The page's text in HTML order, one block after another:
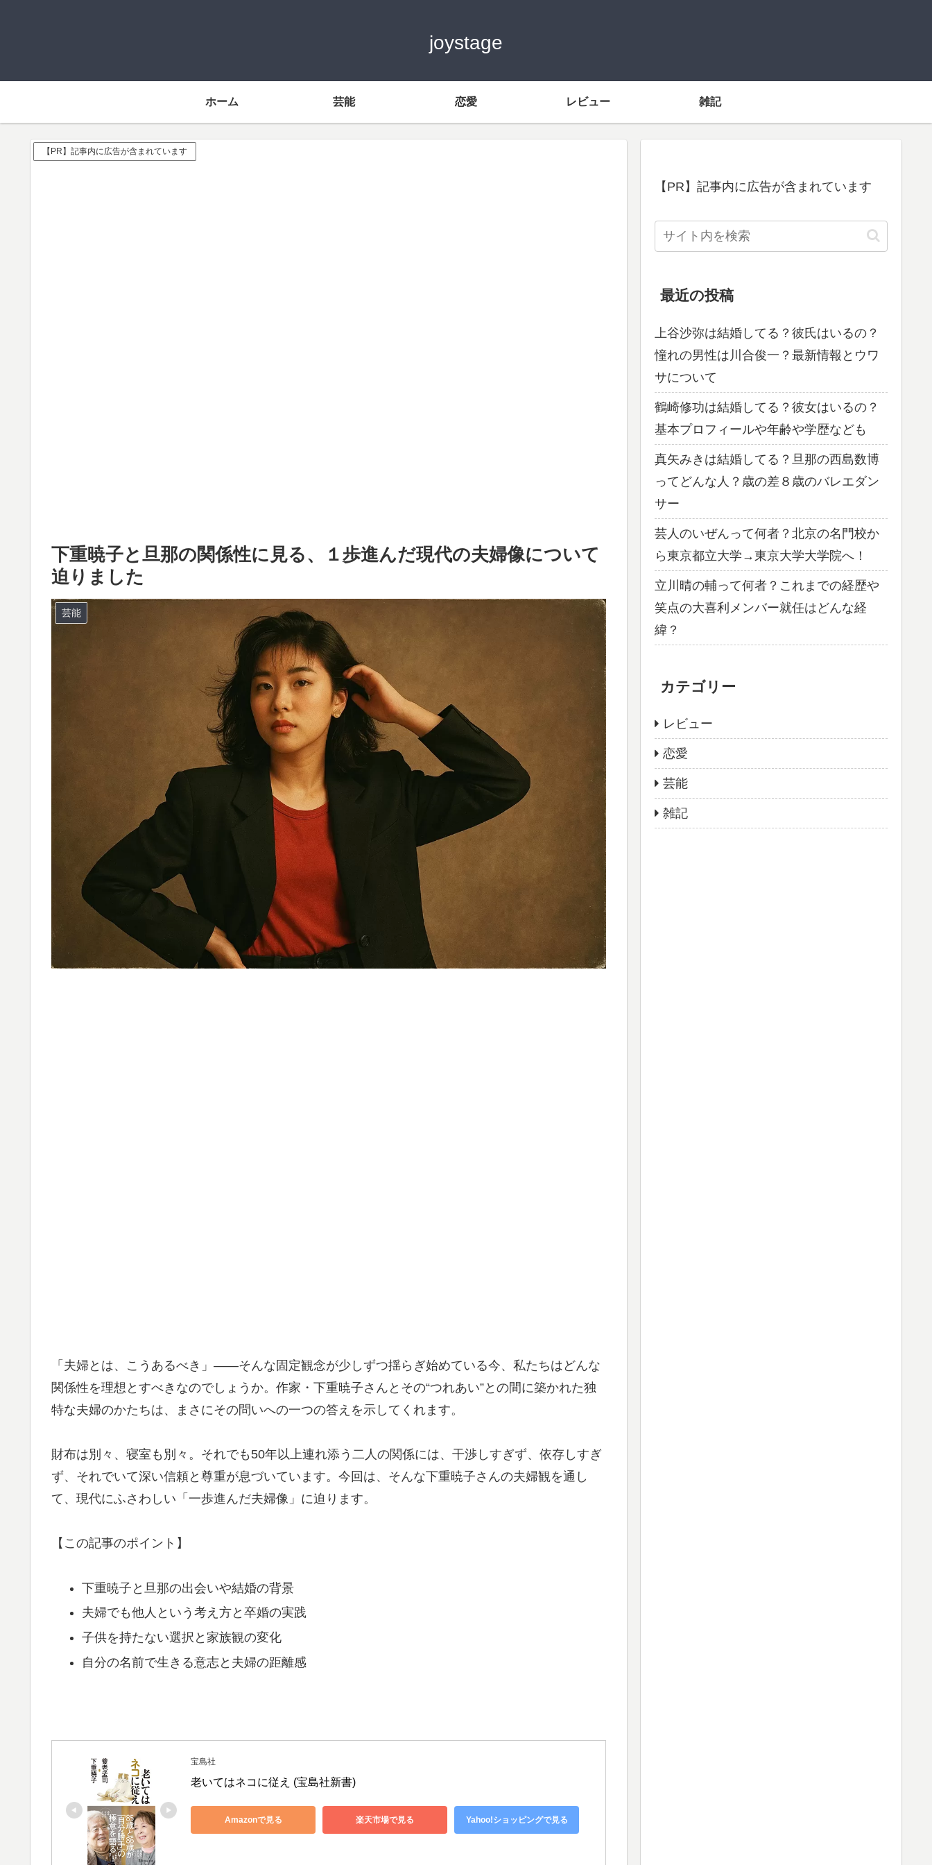
joystage
ホーム 芸能 恋愛 レビュー 雑記
【PR】記事内に広告が含まれています
下重暁子と旦那の関係性に見る、１歩進んだ現代の夫婦像について
迫りました
芸能
「夫婦とは、こうあるべき」——そんな固定観念が少しずつ揺らぎ始めている今、私たちはどんな
関係性を理想とすべきなのでしょうか。作家・下重暁子さんとその“つれあい”との間に築かれた独
特な夫婦のかたちは、まさにその問いへの一つの答えを示してくれます。
財布は別々、寝室も別々。それでも50年以上連れ添う二人の関係には、干渉しすぎず、依存しすぎ
ず、それでいて深い信頼と尊重が息づいています。今回は、そんな下重暁子さんの夫婦観を通し
て、現代にふさわしい「一歩進んだ夫婦像」に迫ります。
【この記事のポイント】
下重暁子と旦那の出会いや結婚の背景
夫婦でも他人という考え方と卒婚の実践
子供を持たない選択と家族観の変化
自分の名前で生きる意志と夫婦の距離感
宝島社
老いてはネコに従え (宝島社新書)
Amazonで見る 楽天市場で見る Yahoo!ショッピングで見る
【PR】記事内に広告が含まれています
最近の投稿
上谷沙弥は結婚してる？彼氏はいるの？
憧れの男性は川合俊一？最新情報とウワ
サについて
鶴崎修功は結婚してる？彼女はいるの？
基本プロフィールや年齢や学歴なども
真矢みきは結婚してる？旦那の西島数博
ってどんな人？歳の差８歳のバレエダン
サー
芸人のいぜんって何者？北京の名門校か
ら東京都立大学→東京大学大学院へ！
立川晴の輔って何者？これまでの経歴や
笑点の大喜利メンバー就任はどんな経
緯？
カテゴリー
レビュー
恋愛
芸能
雑記